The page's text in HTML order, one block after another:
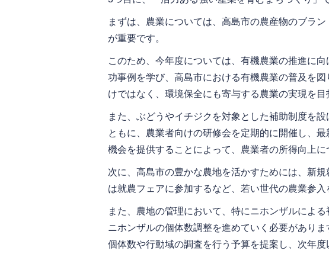
まずは、農業については、高島市の農産物のブラ
が重要です。
このため、今年度については、有機農業の推進に
功事例を学び、高島市における有機農業の普及を
けではなく、環境保全にも寄与する農業の実現を目
また、ぶどうやイチジクを対象とした補助制度を
ともに、農業者向けの研修会を定期的に開催し、
機会を提供することによって、農業者の所得向上に
次に、高島市の豊かな農地を活かすためには、新
は就農フェアに参加するなど、若い世代の農業参入
また、農地の管理において、特にニホンザルによ
ニホンザルの個体数調整を進めていく必要があり
個体数や行動域の調査を行う予算を提案し、次年